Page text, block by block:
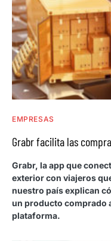
EMPRESAS
Grabr facilita las
Grabr, la app que
exterior con viajeros
nuestro país explican
un producto comprado
plataforma.